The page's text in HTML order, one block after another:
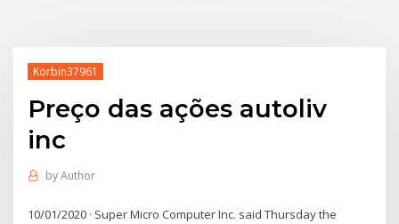
Korbin37961
Preço das ações autoliv
inc
byAuthor
10/01/2020 · Super Micro Computer Inc. said Thursday the